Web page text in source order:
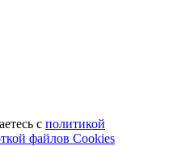
с политикой
файлов Cookies